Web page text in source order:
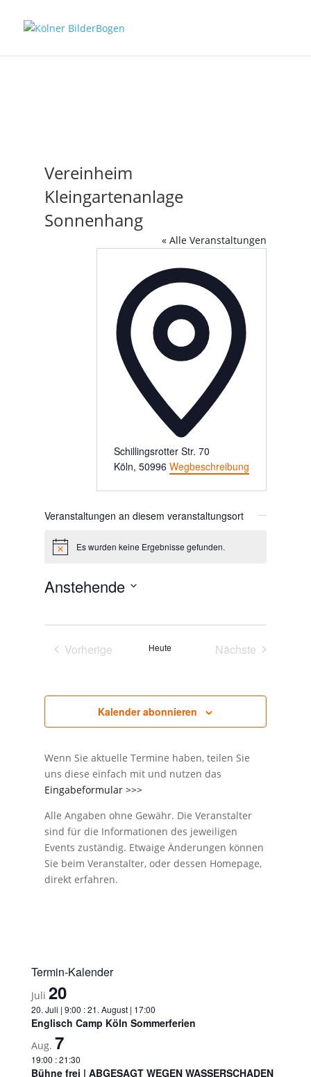
Vereinheim
Kleingartenanlage
Sonnenhang
« Alle Veranstaltungen
Schillingsrotter Str. 70
Köln, 50996 Wegbeschreibung
Veranstaltungen an diesem veranstaltungsort
HinweisEs wurden keine Ergebnisse gefunden.
Anstehende
Vorherige
Heute
Nächste
Kalender abonnieren
Wenn Sie aktuelle Termine haben, teilen Sie
uns diese einfach mit und nutzen das
Eingabeformular >>>
Alle Angaben ohne Gewähr. Die Veranstalter
sind für die Informationen des jeweiligen
Events zuständig. Etwaige Änderungen können
Sie beim Veranstalter, oder dessen Homepage,
direkt erfahren.
Termin-Kalender
Juli 20
20. Juli | 9:00 :21. August | 17:00
Englisch Camp Köln Sommerferien
Aug. 7
19:00 :21:30
Bühne frei | ABGESAGT WEGEN WASSERSCHADEN